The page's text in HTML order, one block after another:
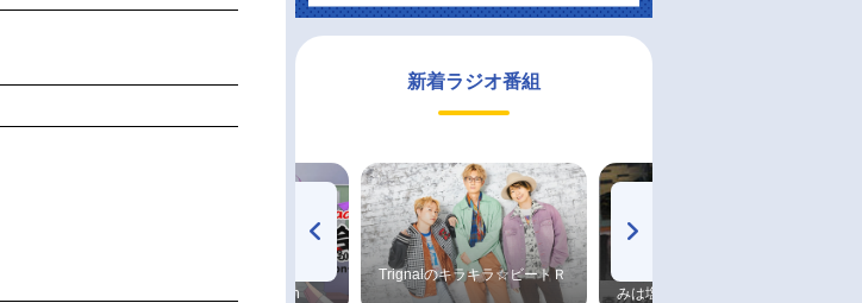
新着ラジオ番組
radio 大直会 2nd season
Trignalのキラキラ☆ビートＲ
みは塩だけ